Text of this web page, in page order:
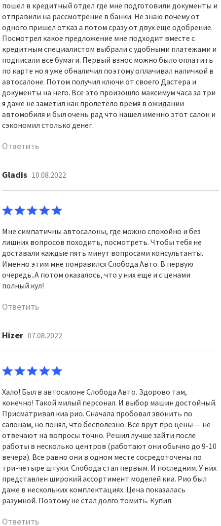
пошел в кредитный отдел где мне подготовили документы и
отправили на рассмотрение в банки. Не знаю почему от
одного пришел отказ а потом сразу от двух еще одобрение.
Посмотрел какое предложение мне подходит вместе с
кредитным специалистом выбрали с удобными платежами и
подписали все бумаги. Первый взнос можно было оплатить
по карте но я уже обналичил поэтому оплачивал наличкой в
автосалоне. Потом получил ключи от своего Дастера и
документы на него. Все это произошло максимум часа за три
я даже не заметил как пролетело время в ожидании
автомобиля и был очень рад что нашел именно этот салон и
сэкономил столько денег.
Ответить
Gladis 10.08.2022
Мне симпатичны автосалоны, где можно спокойно и без
лишних вопросов походить, посмотреть. Чтобы тебя не
доставали каждые пять минут вопросами консультанты.
Именно этим мне понравился Слобода Авто. В первую
очередь..А потом оказалось, что у них еще и с ценами
полный кул!
Ответить
Hizer 07.08.2022
Хало! Был в автосалоне Слобода Авто. Здорово там,
конечно! Такой милый персонал. И выбор машин достойный.
Присматривал киа рио. Сначала пробовал звонить по
салонам, но понял, что бесполезно. Все врут про цены — не
отвечают на вопросы точно. Решил лучше зайти после
работы в несколько центров (работают они обычно до 9-10
вечера). Все равно они в одном месте сосредоточены по
три-четыре штуки. Слобода стал первым. И последним. У них
представлен широкий ассортимент моделей киа. Рио был
даже в нескольких комплектациях. Цена показалась
разумной. Поэтому не стал долго томить. Купил.
Ответить